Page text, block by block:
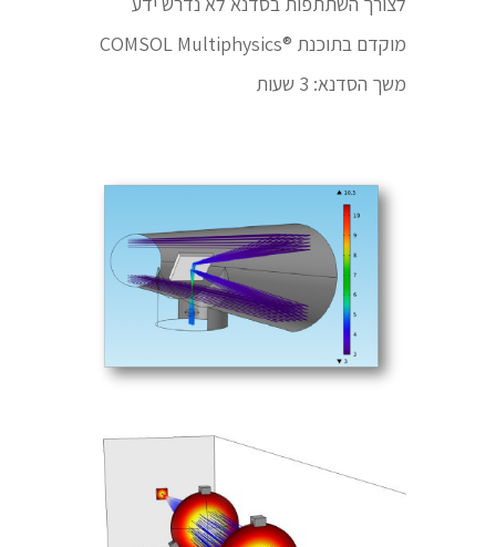
מוקדם בתוכנת ®COMSOL Multiphysics
משך הסדנא: 3 שעות